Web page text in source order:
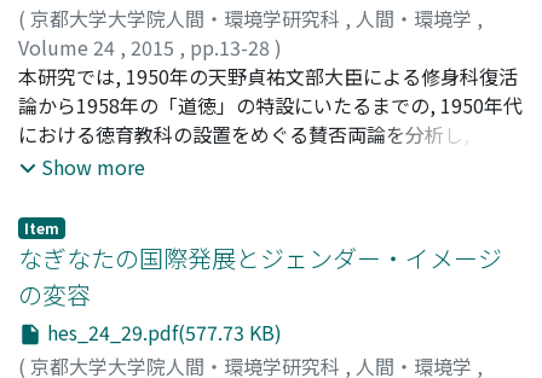
( 京都大学大学院人間・環境学研究科 , 人間・環境学 ,
Volume 24 , 2015 , pp.13-28 )
佟, 占新;Tong, Zhansin;トウ, センシン
本研究では, 1950年の天野貞祐文部大臣による修身科復活
論から1958年の「道徳」の特設にいたるまでの, 1950年代
における徳育教科の設置をめぐる賛否両論を分析し, その
共通した特徴として, 修身科復活への反対と全面主義道徳
うな議論が登場した背景には, 予どものしつけをしようと
する国民の道徳教育の要求と国民の愛国心を涵養しようと
する政府の道徳教育の要求が共に高まり, しかも双方とも
それを学校教育に求めた点で一致したことを明らかにし
た. そして, これらの道徳教育の要求によって, 道徳教科の
設置を求める機運が高まり, 「道徳」が設置されたことを
Show more
Item
なぎなたの国際発展とジェンダー・イメージ
の変容
hes_24_29.pdf(577.73 KB)
( 京都大学大学院人間・環境学研究科 , 人間・環境学 ,